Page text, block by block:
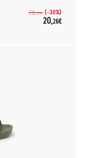
28,95€ (-30%)
20,26€